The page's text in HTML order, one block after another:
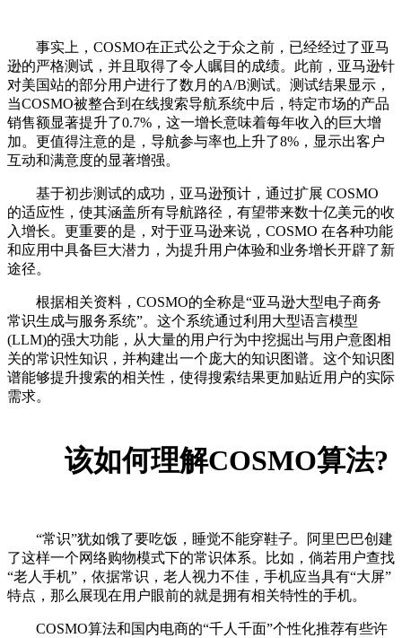
事实上，COSMO在正式公之于众之前，已经经过了亚马
逊的严格测试，并且取得了令人瞩目的成绩。此前，亚马逊针
对美国站的部分用户进行了数月的A/B测试。测试结果显示，
当COSMO被整合到在线搜索导航系统中后，特定市场的产品
销售额显著提升了0.7%，这一增长意味着每年收入的巨大增
加。更值得注意的是，导航参与率也上升了8%，显示出客户
互动和满意度的显著增强。
基于初步测试的成功，亚马逊预计，通过扩展 COSMO
的适应性，使其涵盖所有导航路径，有望带来数十亿美元的收
入增长。更重要的是，对于亚马逊来说，COSMO 在各种功能
和应用中具备巨大潜力，为提升用户体验和业务增长开辟了新
途径。
根据相关资料，COSMO的全称是“亚马逊大型电子商务
常识生成与服务系统”。这个系统通过利用大型语言模型
(LLM)的强大功能，从大量的用户行为中挖掘出与用户意图相
关的常识性知识，并构建出一个庞大的知识图谱。这个知识图
谱能够提升搜索的相关性，使得搜索结果更加贴近用户的实际
需求。
该如何理解COSMO算法?
“常识”犹如饿了要吃饭，睡觉不能穿鞋子。阿里巴巴创建
了这样一个网络购物模式下的常识体系。比如，倘若用户查找
“老人手机”，依据常识，老人视力不佳，手机应当具有“大屏”
特点，那么展现在用户眼前的就是拥有相关特性的手机。
COSMO算法和国内电商的“千人千面”个性化推荐有些许